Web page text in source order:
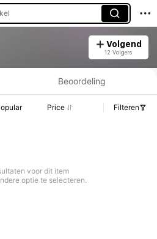
Volgend
12 Volgers
Verkoop- en Voorraadgegevens.
Beoordeling
Price Filteren
voor dit item
optie te selecteren.